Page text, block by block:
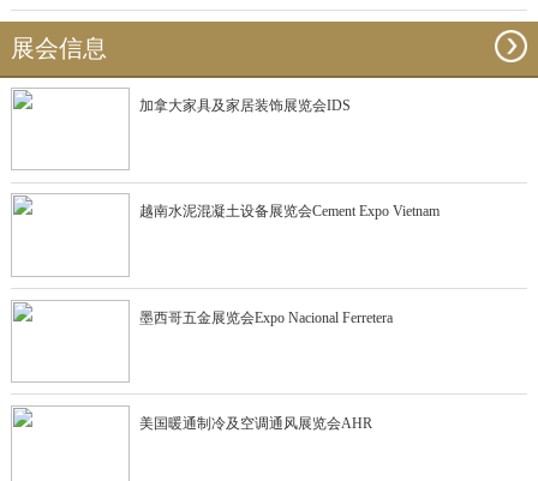
展会信息
加拿大家具及家居装饰展览会IDS
越南水泥混凝土设备展览会Cement Expo Vietnam
墨西哥五金展览会Expo Nacional Ferretera
美国暖通制冷及空调通风展览会AHR